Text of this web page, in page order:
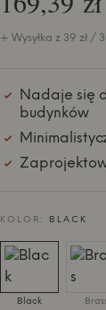
+ Wysyłka z 39 zł /
Nadaje się
budynków
KOLOR: BLACK
Black